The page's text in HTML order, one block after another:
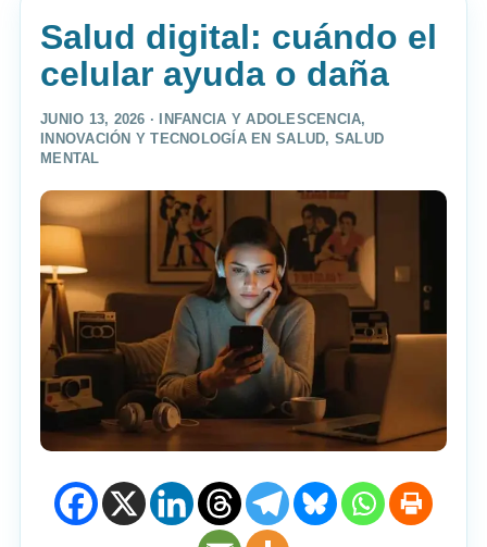
Salud digital: cuándo el
celular ayuda o daña
JUNIO 13, 2026 · INFANCIA Y ADOLESCENCIA,
INNOVACIÓN Y TECNOLOGÍA EN SALUD, SALUD
MENTAL